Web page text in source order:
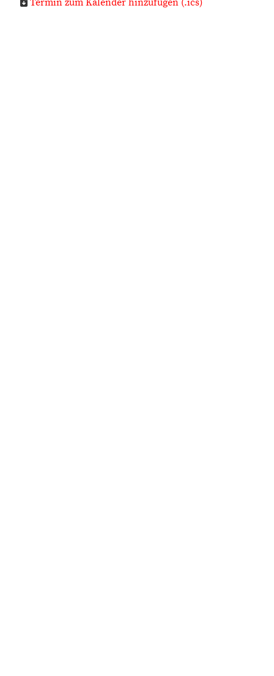
Termin zum Kalender hinzufügen (.ics)